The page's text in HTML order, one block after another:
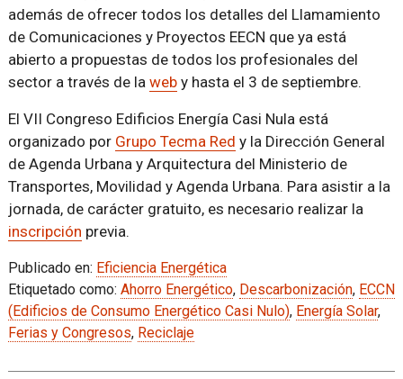
además de ofrecer todos los detalles del Llamamiento
de Comunicaciones y Proyectos EECN que ya está
abierto a propuestas de todos los profesionales del
sector a través de la weby hasta el 3 de septiembre.
El VII Congreso Edificios Energía Casi Nula está
organizado por Grupo Tecma Red y la Dirección General
de Agenda Urbana y Arquitectura del Ministerio de
Transportes, Movilidad y Agenda Urbana. Para asistir a la
jornada, de carácter gratuito, es necesario realizar la
inscripción previa.
Publicado en: Eficiencia Energética
Etiquetado como: Ahorro Energético, Descarbonización, ECCN
(Edificios de Consumo Energético Casi Nulo), Energía Solar,
Ferias y Congresos, Reciclaje